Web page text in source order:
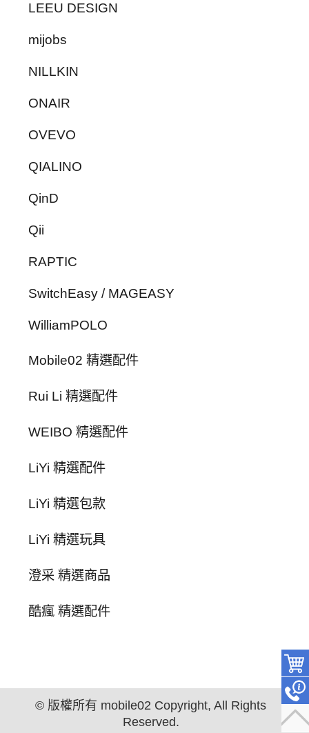
LEEU DESIGN
mijobs
NILLKIN
ONAIR
OVEVO
QIALINO
QinD
Qii
RAPTIC
SwitchEasy / MAGEASY
WilliamPOLO
Mobile02 精選配件
Rui Li 精選配件
WEIBO 精選配件
LiYi 精選配件
LiYi 精選包款
LiYi 精選玩具
澄采 精選商品
酷瘋 精選配件
© 版權所有 mobile02 Copyright, All Rights
Reserved.